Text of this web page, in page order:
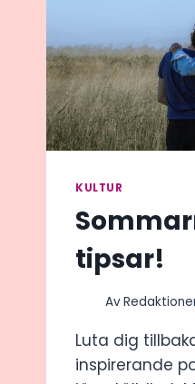
KULTUR
tipsar!
Av
Luta dig
inspirerande